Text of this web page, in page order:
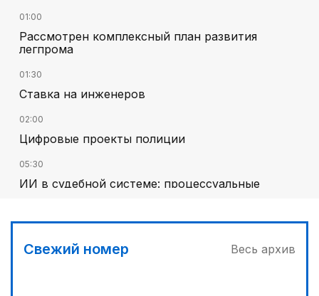
01:00
Рассмотрен комплексный план развития
легпрома
01:30
Ставка на инженеров
02:00
Цифровые проекты полиции
05:30
ИИ в судебной системе: процессуальные
02:30
Программа модернизации – в действии
Свежий номер Весь архив